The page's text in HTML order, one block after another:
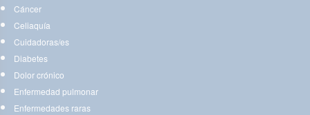
Cáncer
Celiaquía
Cuidadoras/es
Diabetes
Dolor crónico
Enfermedad pulmonar
Enfermedades raras